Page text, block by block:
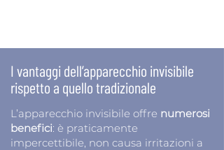
I vantaggi dell’apparecchio invisibile
rispetto a quello tradizionale
L’apparecchio invisibile offre numerosi
benefici: è praticamente
impercettibile, non causa irritazioni a